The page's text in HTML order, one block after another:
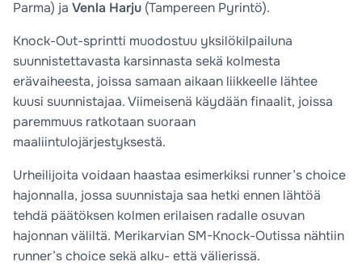
Parma) ja Venla Harju (Tampereen Pyrintö).
Knock-Out-sprintti muodostuu yksilökilpailuna
suunnistettavasta karsinnasta sekä kolmesta
erävaiheesta, joissa samaan aikaan liikkeelle lähtee
kuusi suunnistajaa. Viimeisenä käydään finaalit, joissa
paremmuus ratkotaan suoraan
maaliintulojärjestyksestä.
Urheilijoita voidaan haastaa esimerkiksi runner’s choice
hajonnalla, jossa suunnistaja saa hetki ennen lähtöä
tehdä päätöksen kolmen erilaisen radalle osuvan
hajonnan väliltä. Merikarvian SM-Knock-Outissa nähtiin
runner’s choice sekä alku- että välierissä.